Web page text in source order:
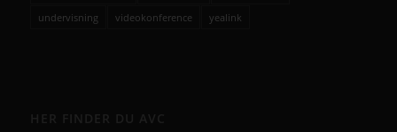
undervisning
videokonference yealink